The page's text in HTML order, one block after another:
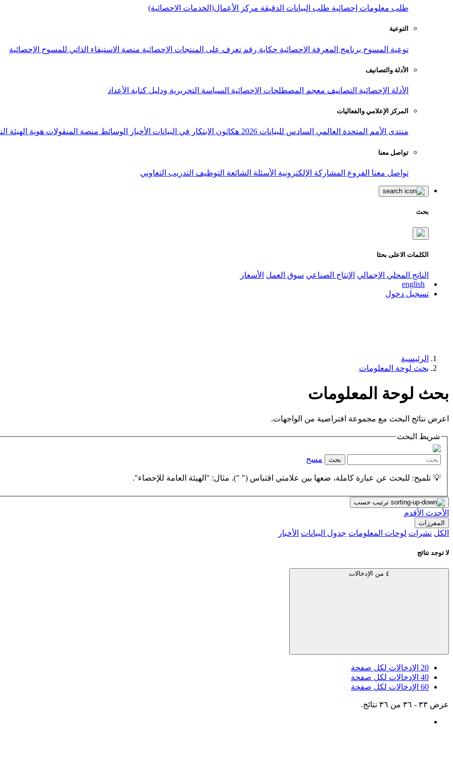
طلب معلومات إحصائية طلب البيانات الدقيقة مركز الأعمال(الخدمات الاحصائية)
التوعية
توعية المسوح برنامج المعرفة الإحصائية حكاية رقم تعرف على المنتجات الإحصائية منصة الاستيفاء الذاتي للمسوح الإحصائية
الأدلة والتصانيف
الأدلة الإحصائية التصانيف معجم المصطلحات الإحصائية السياسة التحريرية ودليل كتابة الأعداد
المركز الإعلامي والفعاليات
منتدى الأمم المتحدة العالمي السادس للبيانات 2026 هكاثون الابتكار في البيانات الأخبار الوسائط منصة المنقولات هوية الهيئة
تواصل معنا
تواصل معنا الفروع المشاركة الإلكترونية الأسئلة الشائعة التوظيف التدريب التعاوني
بحث
الكلمات الاعلى بحثا
الناتج المحلي الإجمالي الإنتاج الصناعي سوق العمل الأسعار
english
تسجيل دخول
الرئيسية
بحث لوحة المعلومات
بحث لوحة المعلومات
اعرض نتائج البحث مع مجموعة افتراضية من الواجهات.
شريط البحث
بحث مسح
💡 تلميح: للبحث عن عبارة كاملة، ضعها بين علامتي اقتباس (" "). مثال: "الهيئة العامة للإحصاء".
ترتيب حسب
الأحدث الأقدم
المفرزات
الكل نشرات لوحات المعلومات جدول البيانات الأخبار
لا توجد نتائج
٤ من الإدخالات
20 الإدخالات لكل صفحة
40 الإدخالات لكل صفحة
60 الإدخالات لكل صفحة
عرض ٣٣ - ٣٦ من ٣٦ نتائج.